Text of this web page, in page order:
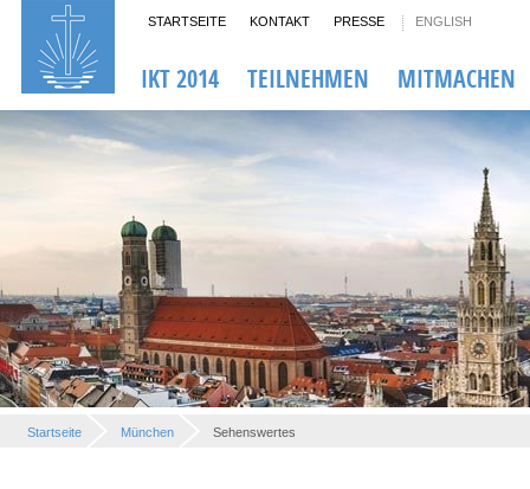
STARTSEITE KONTAKT PRESSE ENGLISH
IKT 2014 TEILNEHMEN MITMACHEN
Startseite München Sehenswertes